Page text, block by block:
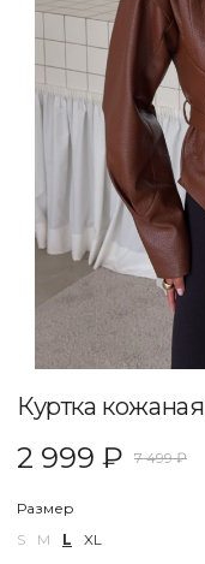
Куртка кожаная
2 999 ₽ 7 499 ₽
Размер
S
M L XL